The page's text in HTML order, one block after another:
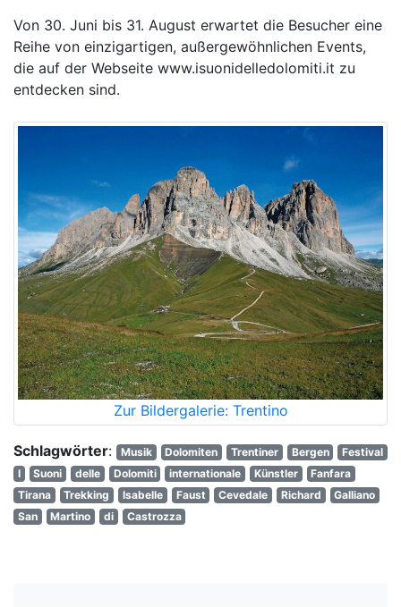
Von 30. Juni bis 31. August erwartet die Besucher eine
Reihe von einzigartigen, außergewöhnlichen Events,
die auf der Webseite www.isuonidelledolomiti.it zu
entdecken sind.
Zur Bildergalerie: Trentino
Schlagwörter: Musik Dolomiten Trentiner Bergen
Festival
I
Suoni delle Dolomiti internationale Künstler
Fanfara
Tirana
Trekking Isabelle Faust Cevedale Richard
Galliano
San
Martino di Castrozza